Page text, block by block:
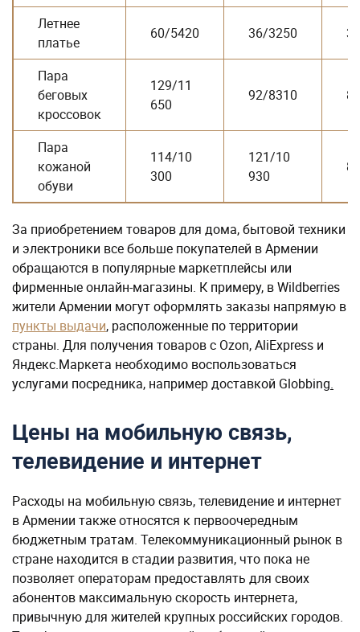
Летнее
платье
60/5420 36/3250
Пара
беговых
кроссовок
129/11
650
92/8310
Пара
кожаной
обуви
114/10
300
121/10
930
За приобретением товаров для дома, бытовой техники
и электроники все больше покупателей в Армении
обращаются в популярные маркетплейсы или
фирменные онлайн-магазины. К примеру, в Wildberries
жители Армении могут оформлять заказы напрямую в
пункты выдачи, расположенные по территории
страны. Для получения товаров с Ozon, AliExpress и
Яндекс.Маркета необходимо воспользоваться
услугами посредника, например доставкой Globbing.
Цены на мобильную связь,
телевидение и интернет
Расходы на мобильную связь, телевидение и интернет
в Армении также относятся к первоочередным
бюджетным тратам. Телекоммуникационный рынок в
стране находится в стадии развития, что пока не
позволяет операторам предоставлять для своих
абонентов максимальную скорость интернета,
привычную для жителей крупных российских городов.